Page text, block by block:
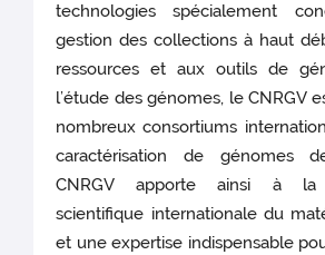
technologies spécialement
gestion des collections à haut
ressources et aux outils de
l’étude des génomes, le CNRGV
nombreux consortiums
caractérisation de génomes
CNRGV apporte ainsi à la
scientifique internationale du
et une expertise indispensable